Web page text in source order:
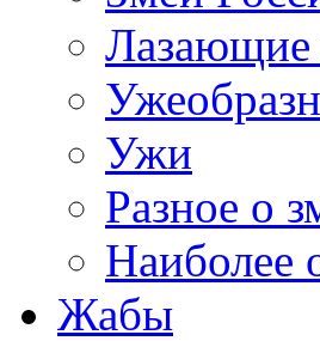
Лазающие
Ужи
Разное о
Наиболее
Жабы